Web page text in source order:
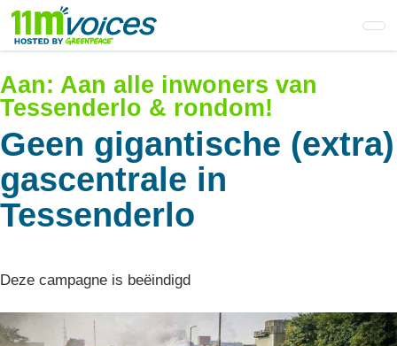
Skip
main
content
Aan: Aan alle inwoners van
Tessenderlo & rondom!
Geen gigantische (extra)
gascentrale in
Tessenderlo
Deze campagne is beëindigd